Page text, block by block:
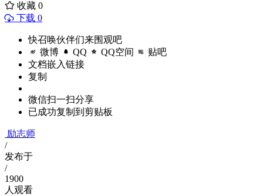
收藏 0
下载 0
快召唤伙伴们来围观吧
微博 QQ QQ空间 贴吧
文档嵌入链接
复制
微信扫一扫分享
已成功复制到剪贴板
励志师
/
发布于
/
1900
人观看